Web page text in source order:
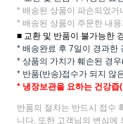
* 배송된 상품이 파손되었거
* 배송된 상품이 주문한 내
■ 교환 및 반품이 불가능한
* 배송완료 후 7일이 경과한
* 상품의 가치가 훼손된 경
* 반품(반송)접수가 되지 않
* 냉장보관을 요하는 건강
반품의 절차는 반드시 접수
니다. 또한 고객님의 변심에